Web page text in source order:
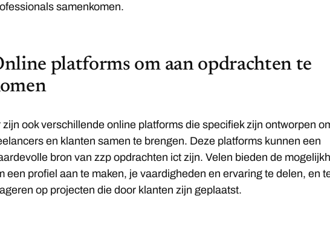
samenkomen.
platforms om aan opdrachten te
zijn ook verschillende online platforms die specifiek zijn ontworpen
en klanten samen te brengen. Deze platforms kunnen een
bron van zzp opdrachten ict zijn. Velen bieden de
een profiel aan te maken, je vaardigheden en ervaring te delen, en
op projecten die door klanten zijn geplaatst.